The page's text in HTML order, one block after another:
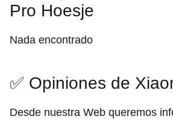
Pro Hoesje
Nada encontrado
✅ Opiniones de
Desde nuestra Web queremos